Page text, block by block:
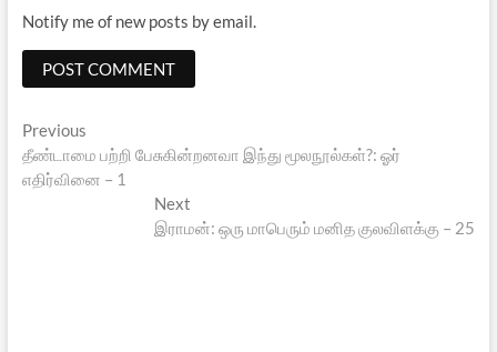
Notify me of new posts by email.
Post
navigation
PreviousPrevious
post:
தீண்டாமை பற்றி பேசுகின்றனவா இந்து மூலநூல்கள்?: ஓர்
எதிர்வினை – 1
Next
post:
இராமன்: ஒரு மாபெரும் மனித குலவிளக்கு – 25